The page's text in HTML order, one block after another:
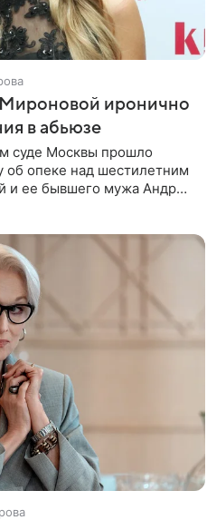
иронично
в абьюзе
суде Москвы прошло
об опеке над шестилетним
ее бывшего мужа Андрея